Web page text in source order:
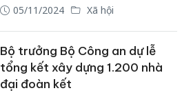
05/11/2024 Xã hội
Bộ trưởng Bộ Công an dự lễ
tổng kết xây dựng 1.200 nhà
đại đoàn kết